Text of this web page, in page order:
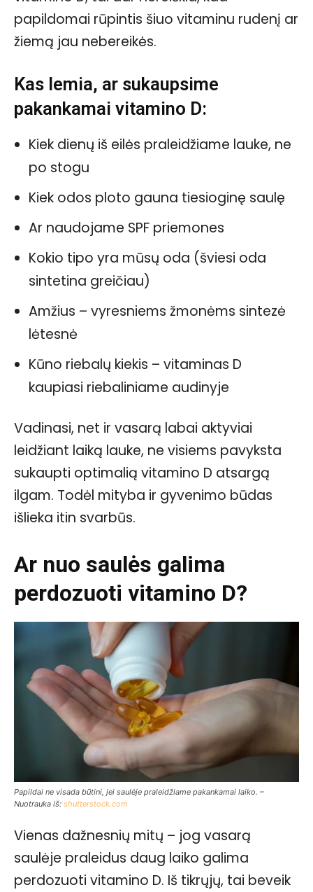
papildomai rūpintis šiuo vitaminu rudenį ar
žiemą jau nebereikės.
Kas lemia, ar sukaupsime
pakankamai vitamino D:
Kiek dienų iš eilės praleidžiame lauke, ne
po stogu
Kiek odos ploto gauna tiesioginę saulę
Ar naudojame SPF priemones
Kokio tipo yra mūsų oda (šviesi oda
sintetina greičiau)
Amžius – vyresniems žmonėms sintezė
lėtesnė
Kūno riebalų kiekis – vitaminas D
kaupiasi riebaliniame audinyje
Vadinasi, net ir vasarą labai aktyviai
leidžiant laiką lauke, ne visiems pavyksta
sukaupti optimalią vitamino D atsargą
ilgam. Todėl mityba ir gyvenimo būdas
išlieka itin svarbūs.
Ar nuo saulės galima
perdozuoti vitamino D?
Papildai ne visada būtini, jei saulėje praleidžiame pakankamai laiko. –
Nuotrauka iš: shutterstock.com
Vienas dažnesnių mitų – jog vasarą
saulėje praleidus daug laiko galima
perdozuoti vitamino D. Iš tikrųjų, tai beveik